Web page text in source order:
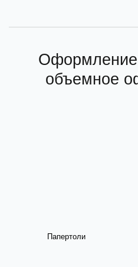
Оформление
объемное
Папертоли